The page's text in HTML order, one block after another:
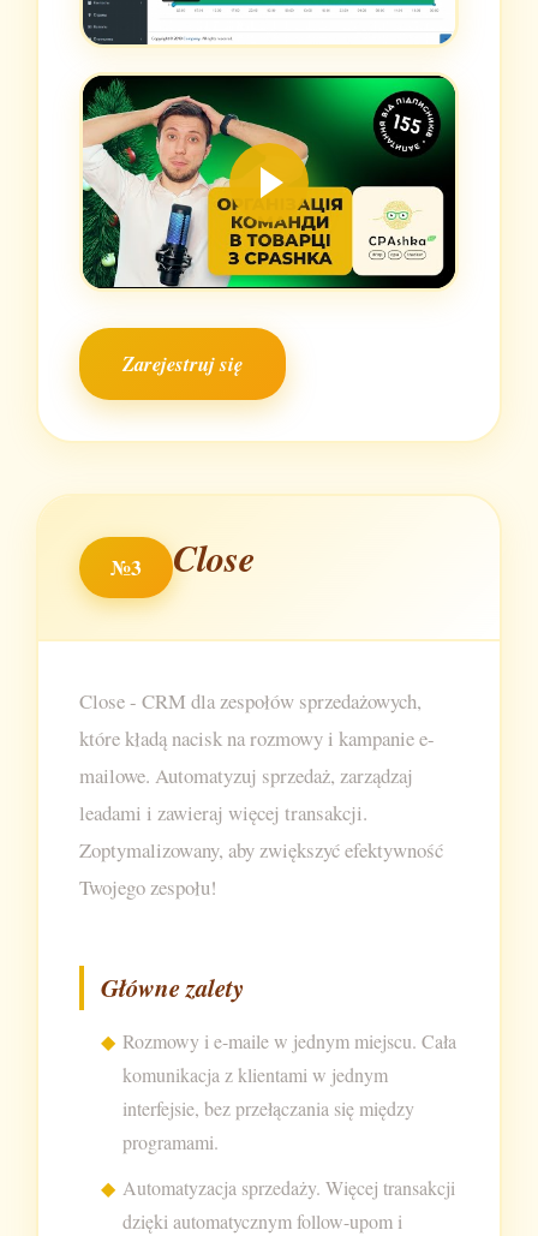
Zarejestruj się
№3 Close
Close - CRM dla zespołów sprzedażowych,
które kładą nacisk na rozmowy i kampanie e-
mailowe. Automatyzuj sprzedaż, zarządzaj
leadami i zawieraj więcej transakcji.
Zoptymalizowany, aby zwiększyć efektywność
Twojego zespołu!
Główne zalety
Rozmowy i e-maile w jednym miejscu. Cała
komunikacja z klientami w jednym
interfejsie, bez przełączania się między
programami.
Automatyzacja sprzedaży. Więcej transakcji
dzięki automatycznym follow-upom i